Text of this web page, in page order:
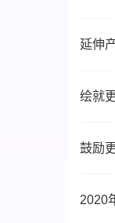
延伸
绘就
鼓励
2020